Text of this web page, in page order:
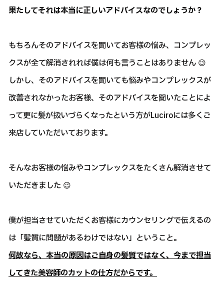
果たしてそれは本当に正しいアドバイスなのでしょうか？
もちろんそのアドバイスを聞いてお客様の悩み、コンプレッ
クスが全て解消されれば僕は何も言うことはありません 😉
しかし、そのアドバイスを聞いても悩みやコンプレックスが
改善されなかったお客様、そのアドバイスを聞いたことによ
って更に髪が扱いづらくなったという方がLuciroには多くご
来店していただいております。
そんなお客様の悩みやコンプレックスをたくさん解消させて
いただきました 😉
僕が担当させていただくお客様にカウンセリングで伝えるの
は「髪質に問題があるわけではない」ということ。
何故なら、本当の原因はご自身の髪質ではなく、今まで担当
してきた美容師のカットの仕方だからです。